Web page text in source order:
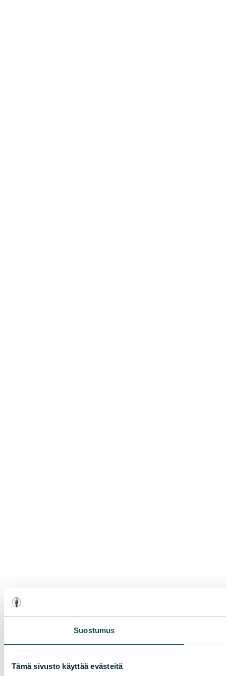
Suostumus
Tämä sivusto käyttää evästeitä